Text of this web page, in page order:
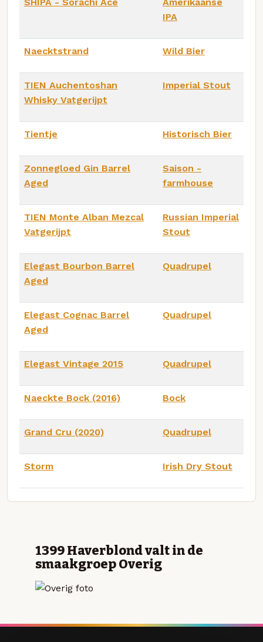
IPA
Naecktstrand Wild Bier
TIEN Auchentoshan
Whisky Vatgerijpt
Imperial Stout
Tientje Historisch Bier
Zonnegloed Gin Barrel
Aged
Saison -
farmhouse
TIEN Monte Alban Mezcal
Vatgerijpt
Russian Imperial
Stout
Elegast Bourbon Barrel
Aged
Quadrupel
Elegast Cognac Barrel
Aged
Quadrupel
Elegast Vintage 2015 Quadrupel
Naeckte Bock (2016) Bock
Grand Cru (2020) Quadrupel
Storm Irish Dry Stout
1399 Haverblond valt in de
smaakgroep Overig